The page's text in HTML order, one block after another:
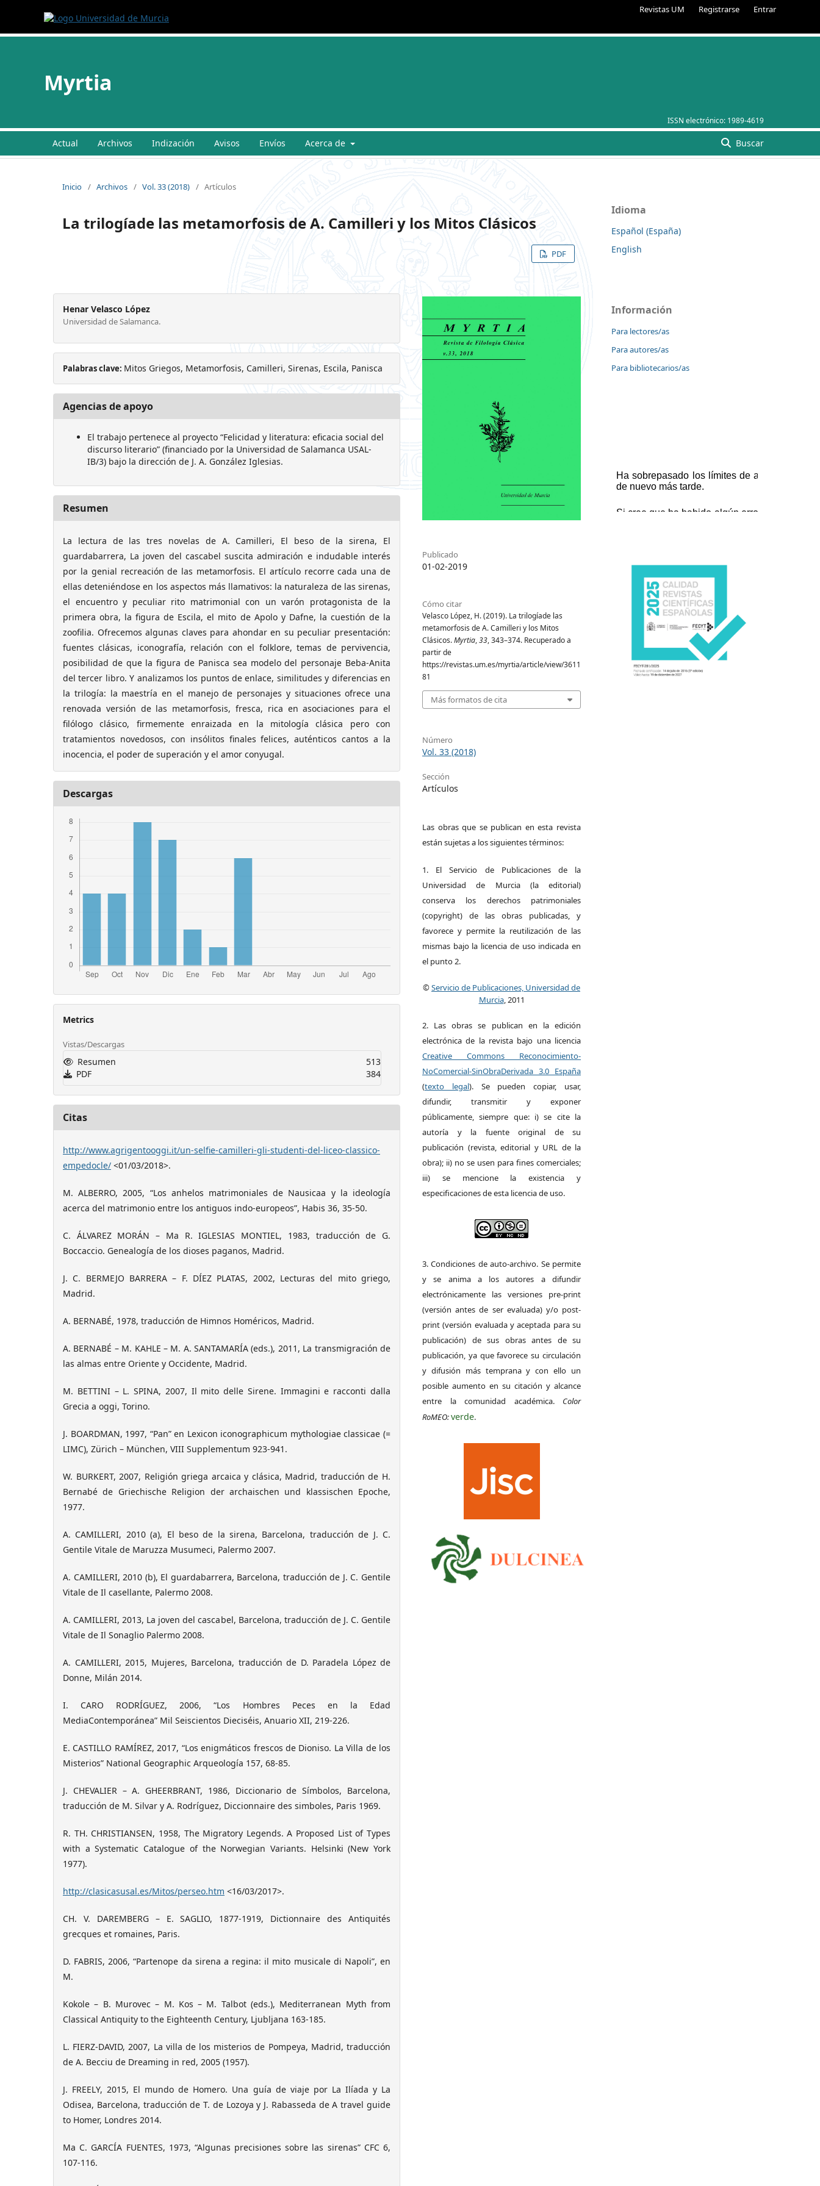
Revistas UM Registrarse Entrar
ISSN electrónico: 1989-4619
Myrtia
Actual Archivos Indización Avisos Envíos Acerca de Buscar
Inicio / Archivos / Vol. 33 (2018) / Artículos
La trilogíade las metamorfosis de A. Camilleri y los Mitos Clásicos
PDF
Henar Velasco López
Universidad de Salamanca.
Palabras clave: Mitos Griegos, Metamorfosis, Camilleri, Sirenas, Escila, Panisca
Agencias de apoyo
El trabajo pertenece al proyecto “Felicidad y literatura: eficacia social del
discurso literario” (financiado por la Universidad de Salamanca USAL-
IB/3) bajo la dirección de J. A. González Iglesias.
Resumen
La lectura de las tres novelas de A. Camilleri, El beso de la sirena, El
guardabarrera, La joven del cascabel suscita admiración e indudable interés
por la genial recreación de las metamorfosis. El artículo recorre cada una de
ellas deteniéndose en los aspectos más llamativos: la naturaleza de las sirenas,
el encuentro y peculiar rito matrimonial con un varón protagonista de la
primera obra, la figura de Escila, el mito de Apolo y Dafne, la cuestión de la
zoofilia. Ofrecemos algunas claves para ahondar en su peculiar presentación:
fuentes clásicas, iconografía, relación con el folklore, temas de pervivencia,
posibilidad de que la figura de Panisca sea modelo del personaje Beba-Anita
del tercer libro. Y analizamos los puntos de enlace, similitudes y diferencias en
la trilogía: la maestría en el manejo de personajes y situaciones ofrece una
renovada versión de las metamorfosis, fresca, rica en asociaciones para el
filólogo clásico, firmemente enraizada en la mitología clásica pero con
tratamientos novedosos, con insólitos finales felices, auténticos cantos a la
inocencia, el poder de superación y el amor conyugal.
Descargas
Metrics
Vistas/Descargas
Resumen
513
PDF
384
Citas
http://www.agrigentooggi.it/un-selfie-camilleri-gli-studenti-del-liceo-classico-
empedocle/ <01/03/2018>.
M. ALBERRO, 2005, “Los anhelos matrimoniales de Nausicaa y la ideología
acerca del matrimonio entre los antiguos indo-europeos”, Habis 36, 35-50.
C. ÁLVAREZ MORÁN – Ma R. IGLESIAS MONTIEL, 1983, traducción de G.
Boccaccio. Genealogía de los dioses paganos, Madrid.
J. C. BERMEJO BARRERA – F. DÍEZ PLATAS, 2002, Lecturas del mito griego,
Madrid.
A. BERNABÉ, 1978, traducción de Himnos Homéricos, Madrid.
A. BERNABÉ – M. KAHLE – M. A. SANTAMARÍA (eds.), 2011, La transmigración de
las almas entre Oriente y Occidente, Madrid.
M. BETTINI – L. SPINA, 2007, Il mito delle Sirene. Immagini e racconti dalla
Grecia a oggi, Torino.
J. BOARDMAN, 1997, “Pan” en Lexicon iconographicum mythologiae classicae (=
LIMC), Zürich – München, VIII Supplementum 923-941.
W. BURKERT, 2007, Religión griega arcaica y clásica, Madrid, traducción de H.
Bernabé de Griechische Religion der archaischen und klassischen Epoche,
1977.
A. CAMILLERI, 2010 (a), El beso de la sirena, Barcelona, traducción de J. C.
Gentile Vitale de Maruzza Musumeci, Palermo 2007.
A. CAMILLERI, 2010 (b), El guardabarrera, Barcelona, traducción de J. C. Gentile
Vitale de Il casellante, Palermo 2008.
A. CAMILLERI, 2013, La joven del cascabel, Barcelona, traducción de J. C. Gentile
Vitale de Il Sonaglio Palermo 2008.
A. CAMILLERI, 2015, Mujeres, Barcelona, traducción de D. Paradela López de
Donne, Milán 2014.
I. CARO RODRÍGUEZ, 2006, “Los Hombres Peces en la Edad
MediaContemporánea” Mil Seiscientos Dieciséis, Anuario XII, 219-226.
E. CASTILLO RAMÍREZ, 2017, “Los enigmáticos frescos de Dioniso. La Villa de los
Misterios” National Geographic Arqueología 157, 68-85.
J. CHEVALIER – A. GHEERBRANT, 1986, Diccionario de Símbolos, Barcelona,
traducción de M. Silvar y A. Rodríguez, Diccionnaire des simboles, Paris 1969.
R. TH. CHRISTIANSEN, 1958, The Migratory Legends. A Proposed List of Types
with a Systematic Catalogue of the Norwegian Variants. Helsinki (New York
1977).
http://clasicasusal.es/Mitos/perseo.htm <16/03/2017>.
CH. V. DAREMBERG – E. SAGLIO, 1877-1919, Dictionnaire des Antiquités
grecques et romaines, Paris.
D. FABRIS, 2006, “Partenope da sirena a regina: il mito musicale di Napoli”, en
M.
Kokole – B. Murovec – M. Kos – M. Talbot (eds.), Mediterranean Myth from
Classical Antiquity to the Eighteenth Century, Ljubljana 163-185.
L. FIERZ-DAVID, 2007, La villa de los misterios de Pompeya, Madrid, traducción
de A. Becciu de Dreaming in red, 2005 (1957).
J. FREELY, 2015, El mundo de Homero. Una guía de viaje por La Ilíada y La
Odisea, Barcelona, traducción de T. de Lozoya y J. Rabasseda de A travel guide
to Homer, Londres 2014.
Ma C. GARCÍA FUENTES, 1973, “Algunas precisiones sobre las sirenas” CFC 6,
107-116.
Publicado
01-02-2019
Cómo citar
Velasco López, H. (2019). La trilogíade las
metamorfosis de A. Camilleri y los Mitos
Clásicos.Myrtia,33, 343–374. Recuperado a
partir de
https://revistas.um.es/myrtia/article/view/3611
81
Más formatos de cita
Número
Vol. 33 (2018)
Sección
Artículos
Las obras que se publican en esta revista
están sujetas a los siguientes términos:
1. El Servicio de Publicaciones de la
Universidad de Murcia (la editorial)
conserva los derechos patrimoniales
(copyright) de las obras publicadas, y
favorece y permite la reutilización de las
mismas bajo la licencia de uso indicada en
el punto 2.
©Servicio de Publicaciones, Universidad de
Murcia, 2011
2. Las obras se publican en la edición
electrónica de la revista bajo una licencia
Creative Commons Reconocimiento-
NoComercial-SinObraDerivada 3.0 España
(texto legal). Se pueden copiar, usar,
difundir, transmitir y exponer
públicamente, siempre que: i) se cite la
autoría y la fuente original de su
publicación (revista, editorial y URL de la
obra); ii) no se usen para fines comerciales;
iii) se mencione la existencia y
especificaciones de esta licencia de uso.
3. Condiciones de auto-archivo. Se permite
y se anima a los autores a difundir
electrónicamente las versiones pre-print
(versión antes de ser evaluada) y/o post-
print (versión evaluada y aceptada para su
publicación) de sus obras antes de su
publicación, ya que favorece su circulación
y difusión más temprana y con ello un
posible aumento en su citación y alcance
entre la comunidad académica. Color
RoMEO:verde.
Idioma
Español (España)
English
Información
Para lectores/as
Para autores/as
Para bibliotecarios/as